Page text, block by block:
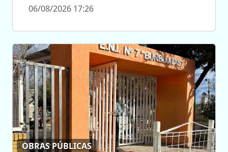
06/08/2026 17:26
OBRAS PÚBLICAS